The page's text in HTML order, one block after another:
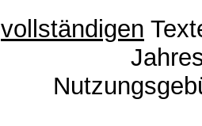
vollständigen